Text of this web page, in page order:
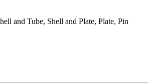
Tube, Shell and Plate, Plate, Pin